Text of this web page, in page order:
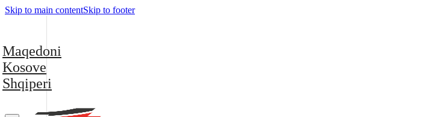
Skip to main contentSkip to footer
Maqedoni
Kosove
Shqiperi